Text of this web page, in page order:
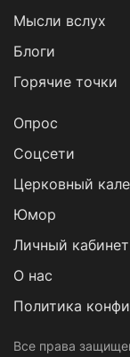
Мысли вслух
Блоги
Горячие точки
Опрос
Cоцсети
Церковный
Юмор
Личный кабинет
О нас
Политика
Все права